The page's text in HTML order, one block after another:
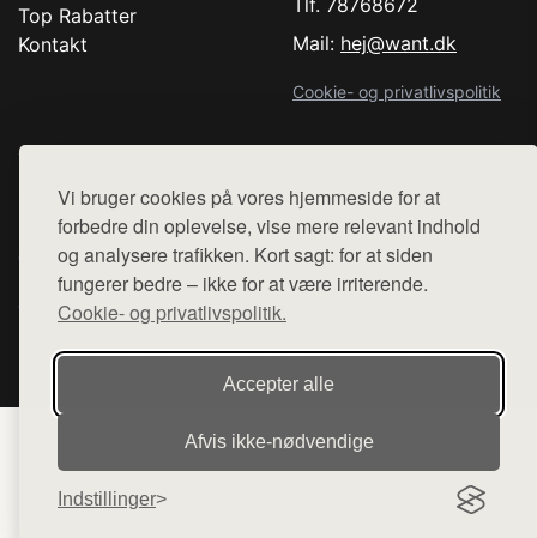
Vi bruger cookies på vores hjemmeside for at
forbedre din oplevelse, vise mere relevant indhold
og analysere trafikken. Kort sagt: for at siden
fungerer bedre – ikke for at være irriterende.
Cookie- og privatlivspolitik.
Accepter alle
Afvis ikke‑nødvendige
Indstillinger
Top Rabatter
Kontakt
Tlf. 78768672
Mail: hej@want.dk
Cookie- og privatlivspolitik
Denne side er en del af want.dk, der udgiver en række
hjemmesider med præsentation af forskellige produkter fra
diverse webshops. Der sælges ikke varer fra denne side - vi
henviser til de shops, som sælger varen. Vi har heller ikke
varerne på lager.
© 2026 comedancewithme.dk. Alle rettigheder forbeholdes.